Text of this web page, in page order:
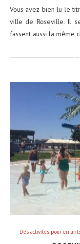
Vous avez bien lu le
ville de Roseville. Il
fassent aussi la même
Des activités pour